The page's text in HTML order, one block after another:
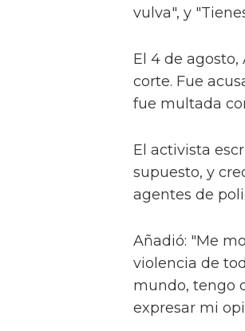
vulva", y
El 4 de
corte. Fue
fue multada
El activista
supuesto, y
agentes de
Añadió: "Me
violencia de
mundo, tengo
expresar mi